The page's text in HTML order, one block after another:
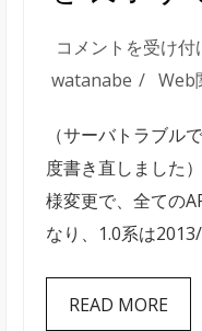
JavaScript
で
認
証
を
使
っ
て
コメントを受け
watanabe
Web
（サーバトラブル
度書き直しました
様変更で、全ての
なり、1.0系は
READ MORE